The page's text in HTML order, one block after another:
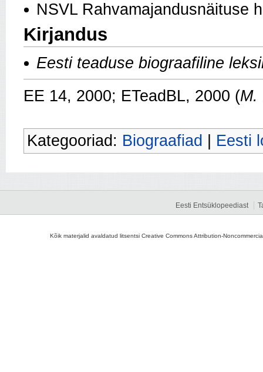
NSVL Rahvamajandusnäituse
Kirjandus
Eesti teaduse biograafiline
EE 14, 2000; ETeadBL, 2000 (M.
Kategooriad: Biograafiad Eesti
Eesti Entsüklopeediast
Kõik materjalid avaldatud litsentsi Creative Commons Attribution-